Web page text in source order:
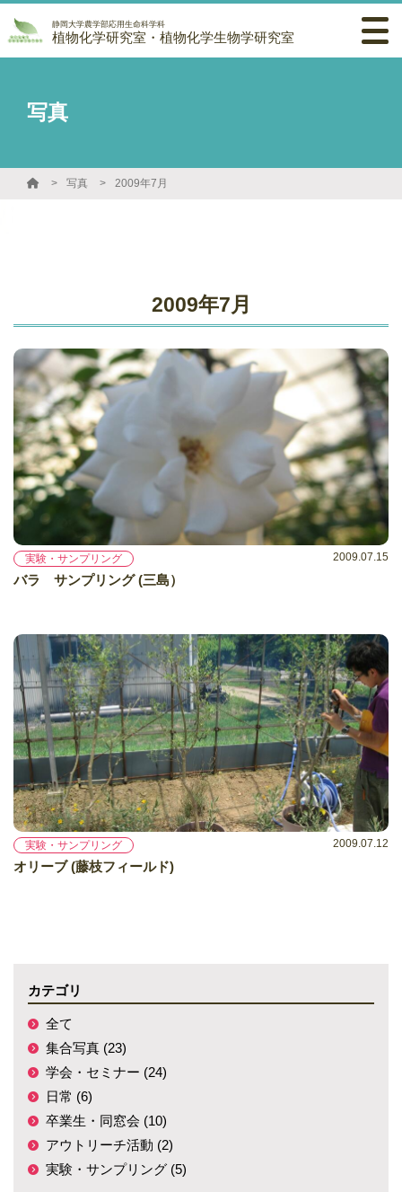
静岡大学農学部応用生命科学科
植物化学研究室・植物化学生物学研究室
写真
写真 2009年7月
2009年7月
実験・サンプリング 2009.07.15
バラ サンプリング (三島）
実験・サンプリング 2009.07.12
オリーブ (藤枝フィールド)
カテゴリ
全て
集合写真 (23)
学会・セミナー (24)
日常 (6)
卒業生・同窓会 (10)
アウトリーチ活動 (2)
実験・サンプリング (5)